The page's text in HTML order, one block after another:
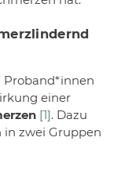
Proband*innen
einer
[1]. Dazu
zwei Gruppen